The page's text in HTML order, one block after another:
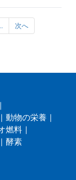
次へ
|
| 動物の栄養 |
燃料 |
| 酵素